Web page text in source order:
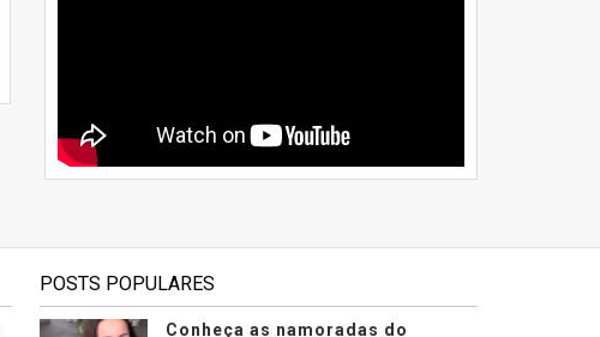
POSTS POPULARES
Conheça as namoradas do